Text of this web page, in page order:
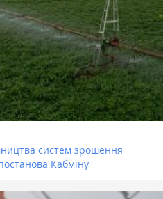
систем зрошення
Кабміну